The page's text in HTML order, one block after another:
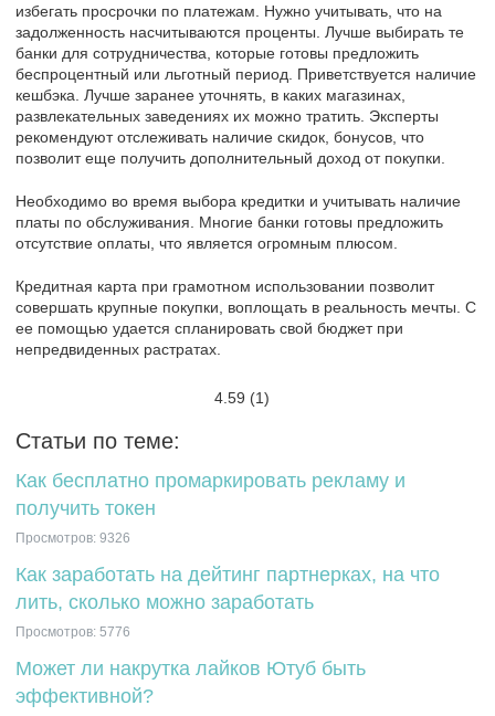
избегать просрочки по платежам. Нужно учитывать, что на
задолженность насчитываются проценты. Лучше выбирать те
банки для сотрудничества, которые готовы предложить
беспроцентный или льготный период. Приветствуется наличие
кешбэка. Лучше заранее уточнять, в каких магазинах,
развлекательных заведениях их можно тратить. Эксперты
рекомендуют отслеживать наличие скидок, бонусов, что
позволит еще получить дополнительный доход от покупки.
Необходимо во время выбора кредитки и учитывать наличие
платы по обслуживания. Многие банки готовы предложить
отсутствие оплаты, что является огромным плюсом.
Кредитная карта при грамотном использовании позволит
совершать крупные покупки, воплощать в реальность мечты. С
ее помощью удается спланировать свой бюджет при
непредвиденных растратах.
4.59 (1)
Статьи по теме:
Как бесплатно промаркировать рекламу и
получить токен
Просмотров: 9326
Как заработать на дейтинг партнерках, на что
лить, сколько можно заработать
Просмотров: 5776
Может ли накрутка лайков Ютуб быть
эффективной?